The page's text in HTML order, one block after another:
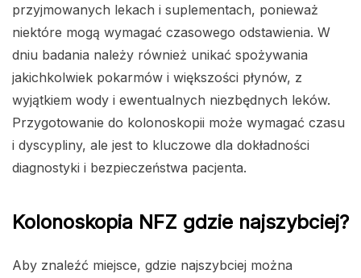
przyjmowanych lekach i suplementach, ponieważ
niektóre mogą wymagać czasowego odstawienia. W
dniu badania należy również unikać spożywania
jakichkolwiek pokarmów i większości płynów, z
wyjątkiem wody i ewentualnych niezbędnych leków.
Przygotowanie do kolonoskopii może wymagać czasu
i dyscypliny, ale jest to kluczowe dla dokładności
diagnostyki i bezpieczeństwa pacjenta.
Kolonoskopia NFZ gdzie najszybciej?
Aby znaleźć miejsce, gdzie najszybciej można